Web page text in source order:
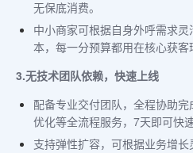
无保底消费。
中小商家可根据自身外呼需求
本，每一分预算都用在核心获客
3.无技术团队依赖，快速上线
配备专业交付团队，全程协助
优化等全流程服务，7天即可快速
支持弹性扩容，可根据业务增